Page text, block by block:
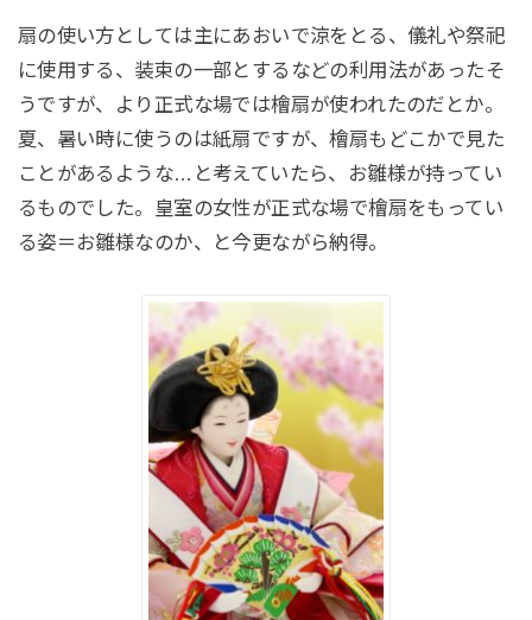
扇の使い方としては主にあおいで涼をとる、儀礼や祭祀
に使用する、装束の一部とするなどの利用法があったそ
うですが、より正式な場では檜扇が使われたのだとか。
夏、暑い時に使うのは紙扇ですが、檜扇もどこかで見た
ことがあるような…と考えていたら、お雛様が持ってい
るものでした。皇室の女性が正式な場で檜扇をもってい
る姿＝お雛様なのか、と今更ながら納得。